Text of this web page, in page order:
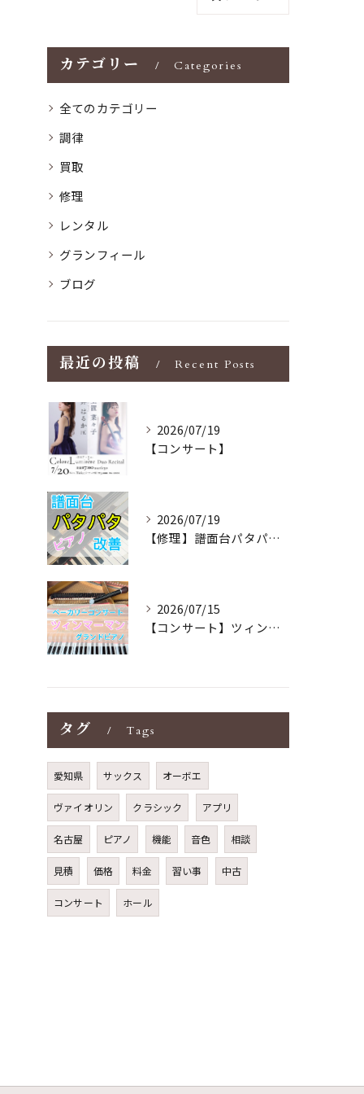
カテゴリー Categories
全てのカテゴリー
調律
買取
修理
レンタル
グランフィール
ブログ
最近の投稿 Recent Posts
2026/07/19
【コンサート】
2026/07/19
【修理】譜面台パタパタを改善！ストレス解消！
2026/07/15
【コンサート】ツィンマーマンのグランドピアノ♪木目猫足グラン...
タグ Tags
愛知県 サックス オーボエ
ヴァイオリン クラシック アプリ
名古屋 ピアノ 機能 音色 相談
見積 価格 料金 習い事 中古
コンサート ホール